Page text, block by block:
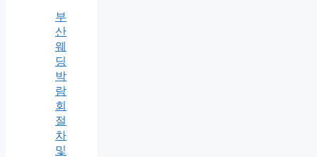
부
산
웨
딩
박
람
회
절
차
및